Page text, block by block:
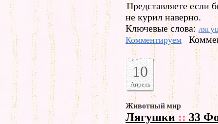
Представляете
не курил наверно.
Ключевые слова:
Комментируем
10
Апрель
Животный мир
Лягушки :: 33